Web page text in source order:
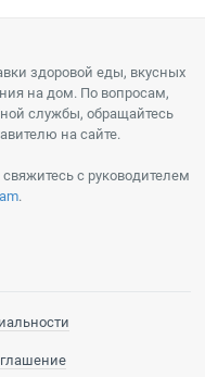
здоровой еды, вкусных
на дом. По вопросам,
службы, обращайтесь
на сайте.
с руководителем
.